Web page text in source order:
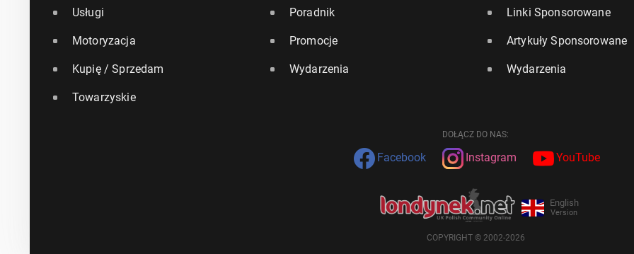
Usługi
Motoryzacja
Kupię / Sprzedam
Towarzyskie
Poradnik
Promocje
Wydarzenia
Linki Sponsorowane
Artykuły Sponsorowane
Wydarzenia
DOŁĄCZ DO NAS:
Facebook Instagram YouTube
English
Version
COPYRIGHT © 2002-2026